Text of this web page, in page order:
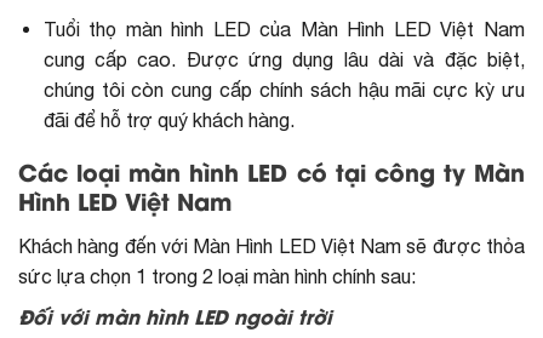
Tuổi thọ màn hình LED của Màn Hình LED Việt Nam
cung cấp cao. Được ứng dụng lâu dài và đặc biệt,
chúng tôi còn cung cấp chính sách hậu mãi cực kỳ ưu
đãi để hỗ trợ quý khách hàng.
Các loại màn hình LED có tại công ty Màn
Hình LED Việt Nam
Khách hàng đến với Màn Hình LED Việt Nam sẽ được thỏa
sức lựa chọn 1 trong 2 loại màn hình chính sau:
Đối với màn hình LED ngoài trời